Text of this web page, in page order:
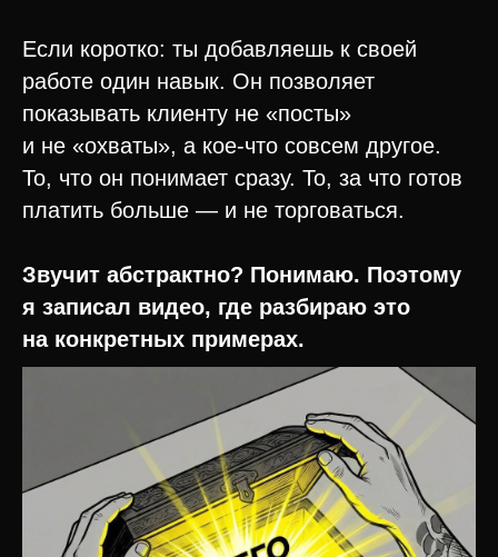
Если коротко: ты добавляешь к своей
работе один навык. Он позволяет
показывать клиенту не «посты»
и не «охваты», а кое-что совсем другое.
То, что он понимает сразу. То, за что готов
платить больше — и не торговаться.
Звучит абстрактно? Понимаю. Поэтому
я записал видео, где разбираю это
на конкретных примерах.
Ловушка «продажи времени»
Почему 90% контентщиков попадают
из неё выбраться
Формула «Заработок ×2»
Пошаговый план, как добавить всего один
зарабатывать вдвое больше с тех же
Почему гуманитарий
Как гуманитарию безопасно запускать
рекламу с защитой от слива бюджета и без
сложных таблиц
Управляй доходом, а не жди
охватов